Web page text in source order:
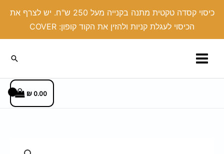
כיסוי קסדה טקטית מתנה בקנייה מעל 250 ש"ח. יש לצרף את
הכיסוי לעגלת קניות ולהזין את הקוד קופון: COVER
חיפוש
0.00
₪